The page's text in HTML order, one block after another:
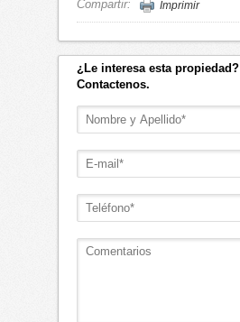
Compartir: Imprimir
¿Le interesa esta propiedad?
Contactenos.